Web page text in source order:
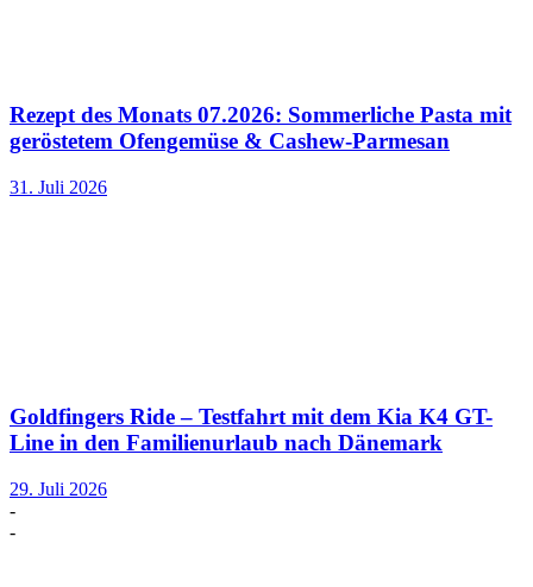
Rezept des Monats 07.2026: Sommerliche Pasta mit
geröstetem Ofengemüse & Cashew-Parmesan
31. Juli 2026
Goldfingers Ride – Testfahrt mit dem Kia K4 GT-
Line in den Familienurlaub nach Dänemark
29. Juli 2026
-
-